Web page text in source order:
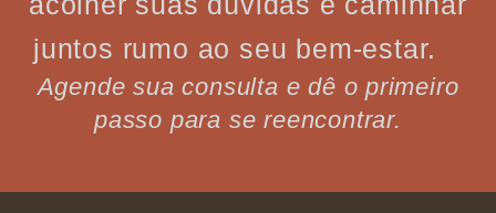
juntos rumo ao seu bem-estar.
Agende sua consulta e dê o primeiro
passo para se reencontrar.